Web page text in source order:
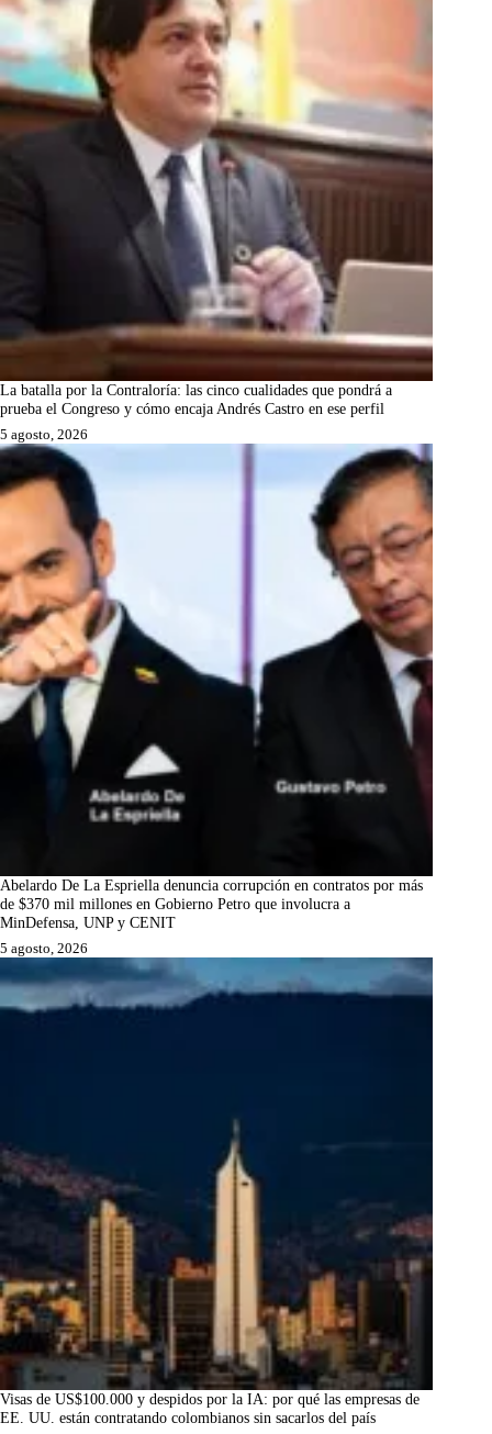
La batalla por la Contraloría: las cinco cualidades que pondrá a
prueba el Congreso y cómo encaja Andrés Castro en ese perfil
5 agosto, 2026
Abelardo De La Espriella denuncia corrupción en contratos por más
de $370 mil millones en Gobierno Petro que involucra a
MinDefensa, UNP y CENIT
5 agosto, 2026
Visas de US$100.000 y despidos por la IA: por qué las empresas de
EE. UU. están contratando colombianos sin sacarlos del país